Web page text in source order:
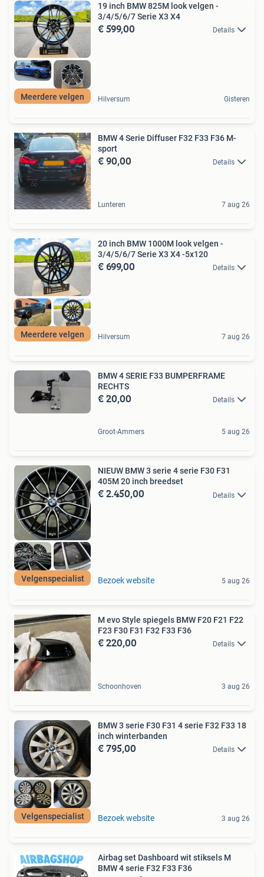
Meerdere velgen
19 inch BMW 825M look velgen -
3/4/5/6/7 Serie X3 X4
€ 599,00 Details
Hilversum Gisteren
BMW 4 Serie Diffuser F32 F33 F36 M-
sport
€ 90,00 Details
Lunteren 7 aug 26
Meerdere velgen
20 inch BMW 1000M look velgen -
3/4/5/6/7 Serie X3 X4 -5x120
€ 699,00 Details
Hilversum 7 aug 26
BMW 4 SERIE F33 BUMPERFRAME
RECHTS
€ 20,00 Details
Groot-Ammers 5 aug 26
Velgenspecialist
NIEUW BMW 3 serie 4 serie F30 F31
405M 20 inch breedset
€ 2.450,00 Details
Bezoek website 5 aug 26
M evo Style spiegels BMW F20 F21 F22
F23 F30 F31 F32 F33 F36
€ 220,00 Details
Schoonhoven 3 aug 26
Velgenspecialist
BMW 3 serie F30 F31 4 serie F32 F33 18
inch winterbanden
€ 795,00 Details
Bezoek website 3 aug 26
Airbag set Dashboard wit stiksels M
BMW 4 serie F32 F33 F36